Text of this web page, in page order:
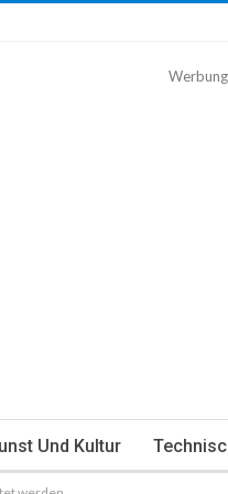
Werbung
Und Kultur